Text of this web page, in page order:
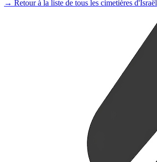
→ Retour à la liste de tous les cimetières d'Israël